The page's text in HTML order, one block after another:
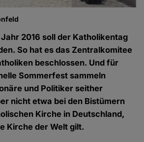
Jahr 2016 soll der Katholikentag
So hat es das Zentralkomitee
beschlossen. Und für
Sommerfest sammeln
und Politiker seither
nicht etwa bei den Bistümern
Kirche in Deutschland,
Kirche der Welt gilt.